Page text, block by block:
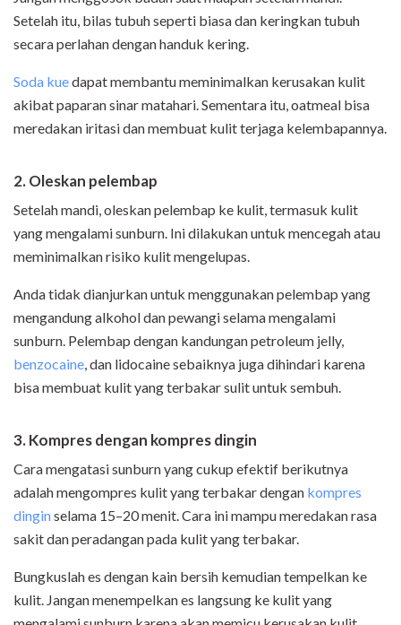
Setelah itu, bilas tubuh seperti biasa dan keringkan tubuh
secara perlahan dengan handuk kering.
Soda kuedapat membantu meminimalkan kerusakan kulit
akibat paparan sinar matahari. Sementara itu, oatmeal bisa
meredakan iritasi dan membuat kulit terjaga kelembapannya.
2. Oleskan pelembap
Setelah mandi, oleskan pelembap ke kulit, termasuk kulit
yang mengalami sunburn. Ini dilakukan untuk mencegah atau
meminimalkan risiko kulit mengelupas.
Anda tidak dianjurkan untuk menggunakan pelembap yang
mengandung alkohol dan pewangi selama mengalami
sunburn. Pelembap dengan kandungan petroleum jelly,
benzocaine, dan lidocaine sebaiknya juga dihindari karena
bisa membuat kulit yang terbakar sulit untuk sembuh.
3. Kompres dengan kompres dingin
Cara mengatasi sunburn yang cukup efektif berikutnya
adalah mengompres kulit yang terbakardengan kompres
dinginselama 15–20 menit. Cara ini mampu meredakan rasa
sakit dan peradangan pada kulit yang terbakar.
Bungkuslah es dengan kain bersih kemudian tempelkan ke
kulit. Jangan menempelkan es langsung ke kulit yang